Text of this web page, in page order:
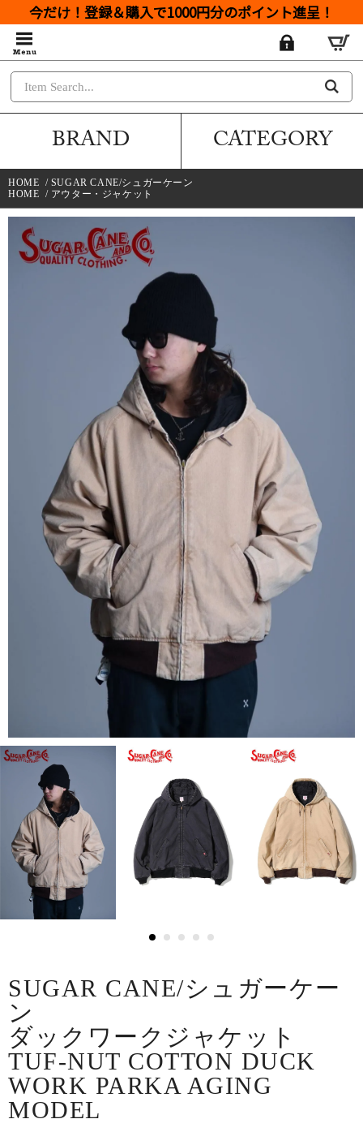
今だけ！登録＆購入で1000円分のポイント進呈！
BRAND CATEGORY
HOME / SUGAR CANE/シュガーケーン
HOME / アウター・ジャケット
SUGAR CANE/シュガーケー
ン
ダックワークジャケット
TUF-NUT COTTON DUCK
WORK PARKA AGING
MODEL